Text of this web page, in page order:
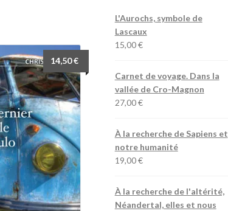
14,50€
L'Aurochs, symbole de
Lascaux
15,00€
Carnet de voyage. Dans la
vallée de Cro-Magnon
27,00€
À la recherche de Sapiens et
notre humanité
19,00€
À la recherche de l'altérité,
Néandertal, elles et nous